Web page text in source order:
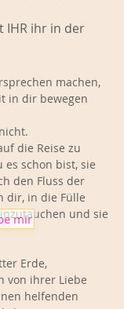
IHR ihr in der
machen,
in dir bewegen
die Reise zu
es schon bist, sie
den Fluss der
dir, in die Fülle
und sie
Erde,
von ihrer Liebe
helfenden
mir